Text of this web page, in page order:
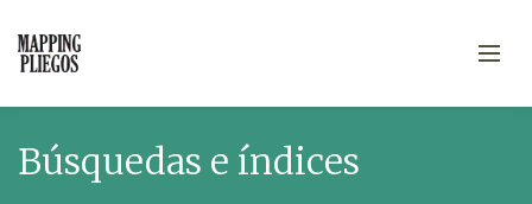
Búsquedas e índices